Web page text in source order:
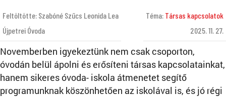
Feltöltötte: Szabóné Szűcs Leonida Lea
Újpetrei Óvoda
Téma: Társas kapcsolatok
2025. 11. 27.
Novemberben igyekeztünk nem csak csoporton,
óvodán belül ápolni és erősíteni társas kapcsolatainkat,
hanem sikeres óvoda- iskola átmenetet segítő
programunknak köszönhetően az iskolával is, és jó régi